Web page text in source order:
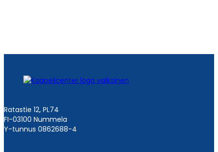
Ratastie 12, PL74
FI-03100 Nummela
Y-tunnus 0862688-4